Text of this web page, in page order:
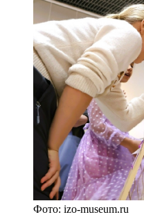
Фото: izo-museum.ru